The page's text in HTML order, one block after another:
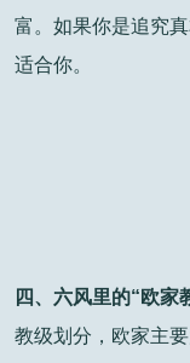
富。如果你是追究
适合你。
四、六风里的“欧家
教级划分，欧家主要